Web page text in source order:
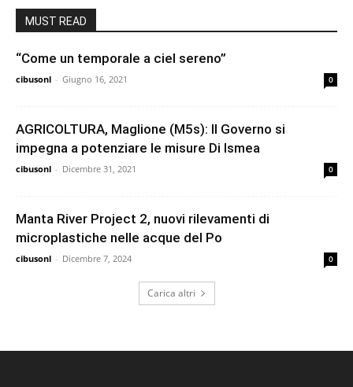
MUST READ
“Come un temporale a ciel sereno”
cibusonl - Giugno 16, 2021 0
AGRICOLTURA, Maglione (M5s): Il Governo si
impegna a potenziare le misure Di Ismea
cibusonl - Dicembre 31, 2021 0
Manta River Project 2, nuovi rilevamenti di
microplastiche nelle acque del Po
cibusonl - Dicembre 7, 2024 0
Carica altri